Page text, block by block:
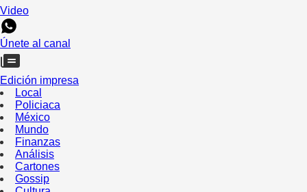
Video
Únete al canal
Edición impresa
Local
Policiaca
México
Mundo
Finanzas
Análisis
Cartones
Gossip